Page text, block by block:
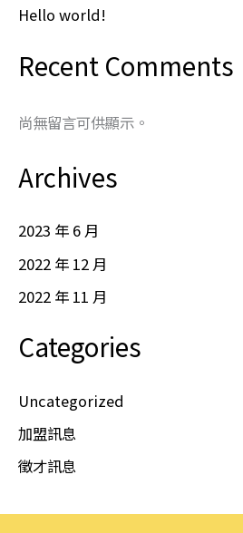
Hello world!
Recent Comments
尚無留言可供顯示。
Archives
2023 年 6 月
2022 年 12 月
2022 年 11 月
Categories
Uncategorized
加盟訊息
徵才訊息